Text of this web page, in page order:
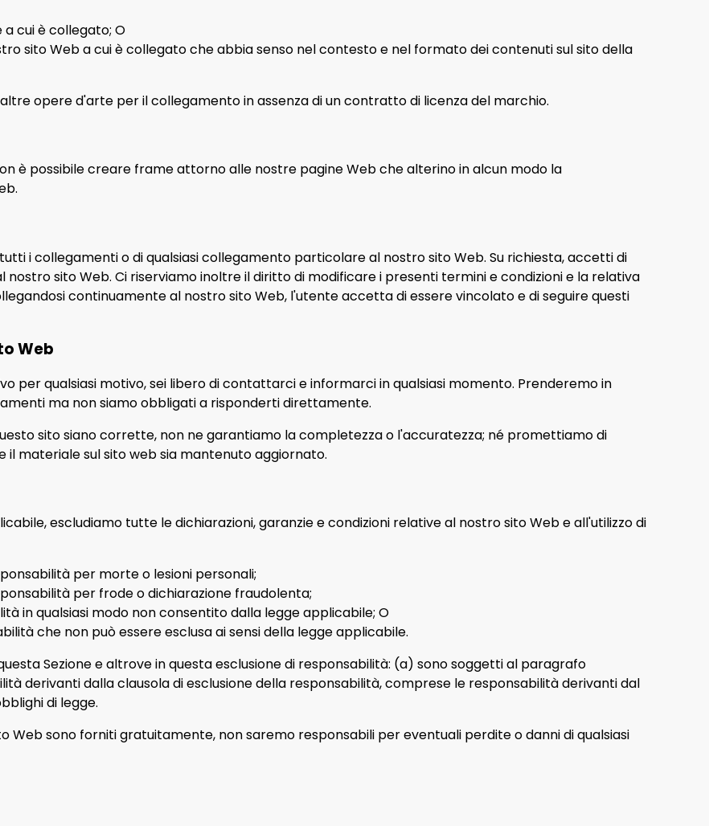
cui è collegato; O
sito Web a cui è collegato che abbia senso nel contesto e nel formato dei contenuti sul sito della
opere d'arte per il collegamento in assenza di un contratto di licenza del marchio.
è possibile creare frame attorno alle nostre pagine Web che alterino in alcun modo la
i collegamenti o di qualsiasi collegamento particolare al nostro sito Web. Su richiesta, accetti di
sito Web. Ci riserviamo inoltre il diritto di modificare i presenti termini e condizioni e la relativa
continuamente al nostro sito Web, l'utente accetta di essere vincolato e di seguire questi
Web
per qualsiasi motivo, sei libero di contattarci e informarci in qualsiasi momento. Prenderemo in
ma non siamo obbligati a risponderti direttamente.
sito siano corrette, non ne garantiamo la completezza o l'accuratezza; né promettiamo di
materiale sul sito web sia mantenuto aggiornato.
escludiamo tutte le dichiarazioni, garanzie e condizioni relative al nostro sito Web e all'utilizzo di
per morte o lesioni personali;
per frode o dichiarazione fraudolenta;
in qualsiasi modo non consentito dalla legge applicabile; O
che non può essere esclusa ai sensi della legge applicabile.
Sezione e altrove in questa esclusione di responsabilità: (a) sono soggetti al paragrafo
derivanti dalla clausola di esclusione della responsabilità, comprese le responsabilità derivanti dal
di legge.
Web sono forniti gratuitamente, non saremo responsabili per eventuali perdite o danni di qualsiasi